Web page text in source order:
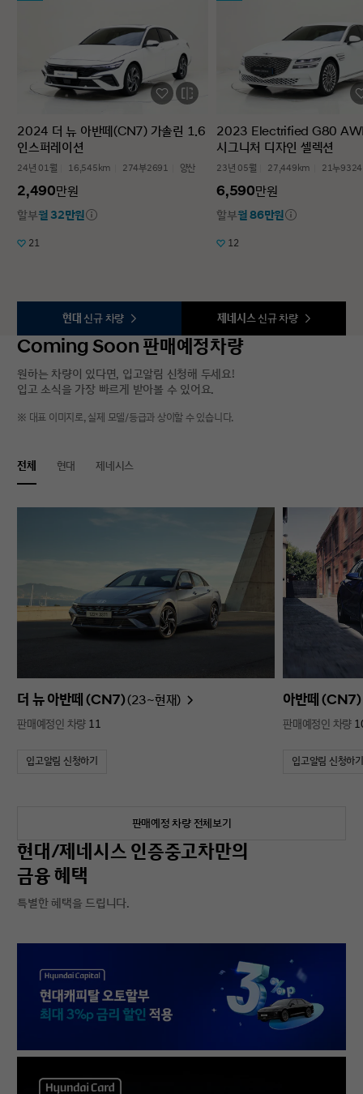
2024 더 뉴 아반떼(CN7) 가솔린 1.6
인스퍼레이션
24년 01월 16,545km 274부2691 양산
2,490만원
할부월 32만원
21
2023 Electrified G80
시그니처 디자인 셀렉션
23년 05월 27,449km 21누9324
6,590만원
할부월 86만원
12
현대 신규 차량 제네시스 신규 차량
Coming Soon 판매예정차량
원하는 차량이 있다면, 입고알림 신청해 두세요!
입고 소식을 가장 빠르게 받아볼 수 있어요.
※ 대표 이미지로, 실제 모델/등급과 상이할 수 있습니다.
전체 현대 제네시스
더 뉴 아반떼 (CN7)(23~현재)
판매예정인 차량 11
입고알림 신청하기
아반떼 (CN7)
판매예정인 차량
입고알림 신청하기
판매예정 차량 전체보기
현대/제네시스 인증중고차만의
금융 혜택
특별한 혜택을 드립니다.